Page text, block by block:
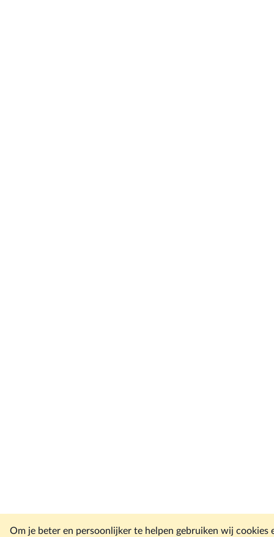
Om je beter en persoonlijker te helpen gebruiken wij cookies